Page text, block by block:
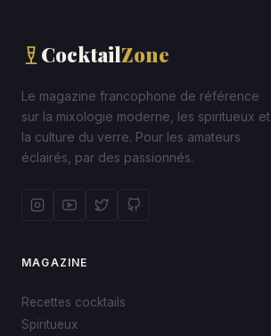
CocktailZone
Le magazine francophone de référence
sur la mixologie moderne, les spiritueux et
la culture du verre. Pour les amateurs
éclairés, par des passionnés.
MAGAZINE
Recettes cocktails
Spiritueux